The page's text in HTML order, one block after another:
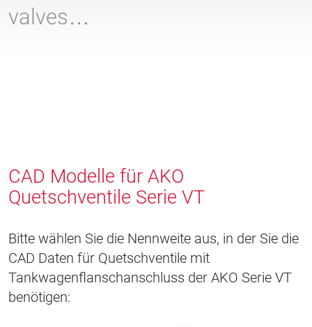
valves…
CAD Modelle für AKO
Quetschventile Serie VT
Bitte wählen Sie die Nennweite aus, in der Sie die
CAD Daten für Quetschventile mit
Tankwagenflanschanschluss der AKO Serie VT
benötigen: